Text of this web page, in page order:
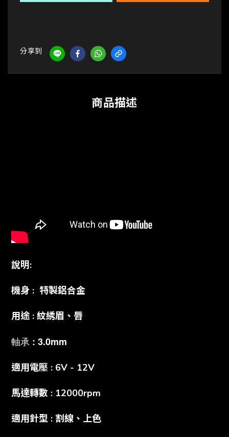
分享到
商品描述
說明:
機身 : 特製鋁合金
用途 : 紋綉眉、唇
軸承 : 3.0mm
適用電壓 : 6V - 12V
馬達轉數 : 12000rpm
適用針型 : 割線、上色